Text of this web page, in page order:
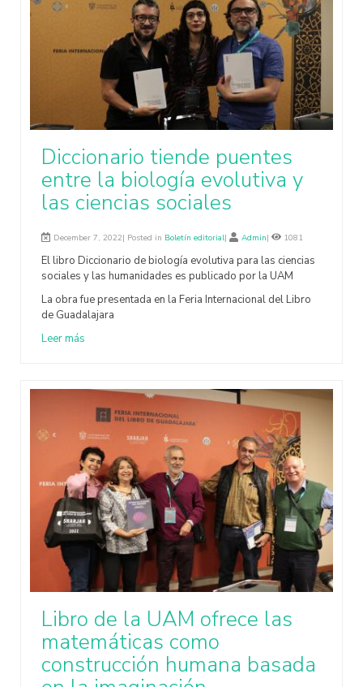
Diccionario tiende puentes
entre la biología evolutiva y
las ciencias sociales
December 7, 2022| Posted in Boletín editorial| Admin| 1081
El libro Diccionario de biología evolutiva para las ciencias
sociales y las humanidades es publicado por la UAM
La obra fue presentada en la Feria Internacional del Libro
de Guadalajara
Leer más
Libro de la UAM ofrece las
matemáticas como
construcción humana basada